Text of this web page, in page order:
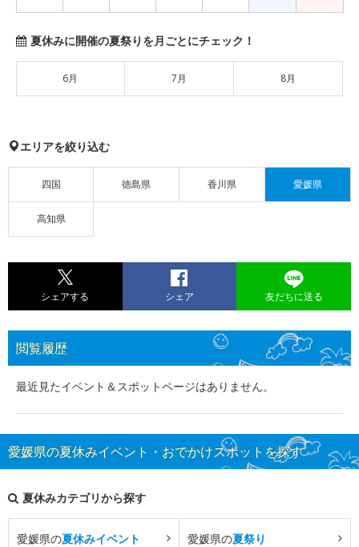
夏休みに開催の夏祭りを月ごとにチェック！
6月 7月 8月
エリアを絞り込む
四国 徳島県 香川県 愛媛県
高知県
シェアする シェア 友だちに送る
閲覧履歴
最近見たイベント＆スポットページはありません。
愛媛県の夏休みイベント・おでかけスポットを探す
夏休みカテゴリから探す
愛媛県の夏休みイベント 愛媛県の夏祭り